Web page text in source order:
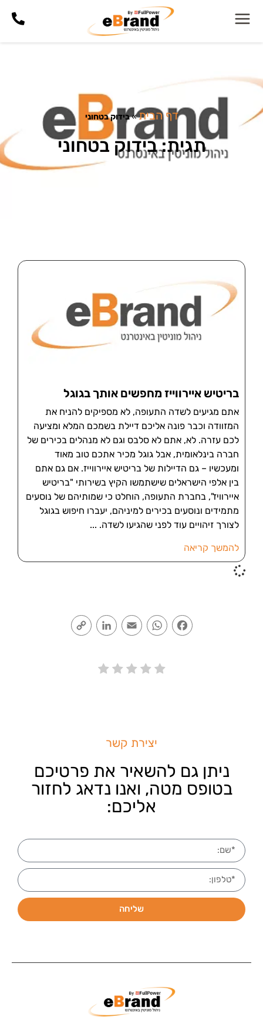
דף הבית»בידוק בטחוני
תגית: בידוק בטחוני
בריטיש איירווייז מחפשים אותך בגוגל
אתם מגיעים לשדה התעופה, לא מספיקים להניח את
המזוודה וכבר פונה אליכם דיילת בשמכם המלא ומציעה
לכם עזרה. לא, אתם לא סלבס וגם לא מנהלים בכירים של
חברה בינלאומית, אבל גוגל מכיר אתכם טוב מאוד
ומעכשיו – גם הדיילות של בריטיש איירווייז. אם גם אתם
בין אלפי הישראלים שישתמשו הקיץ בשירותי "בריטיש
איירוויז", בחברת התעופה, הוחלט כי שמותיהם של נוסעים
מתמידים ונוסעים בכירים למיניהם, יעברו חיפוש בגוגל
לצורך זיהויים עוד לפני שהגיעו לשדה.
להמשך קריאה
Facebook
WhatsApp
Email
LinkedIn
יצירת קשר
ניתן גם להשאיר את פרטיכם
בטופס מטה, ואנו נדאג לחזור
אליכם:
שליחה